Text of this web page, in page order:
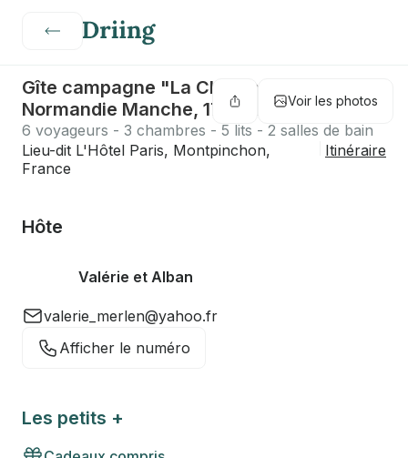
Voir les photos
Gîte campagne "La Clef des Champs"
Normandie Manche, 17km des plages
6 voyageurs - 3 chambres - 5 lits - 2 salles de bain
Lieu-dit L'Hôtel Paris, Montpinchon,
France
Itinéraire
Hôte
Valérie et Alban
valerie_merlen@yahoo.fr
Afficher le numéro
Les petits +